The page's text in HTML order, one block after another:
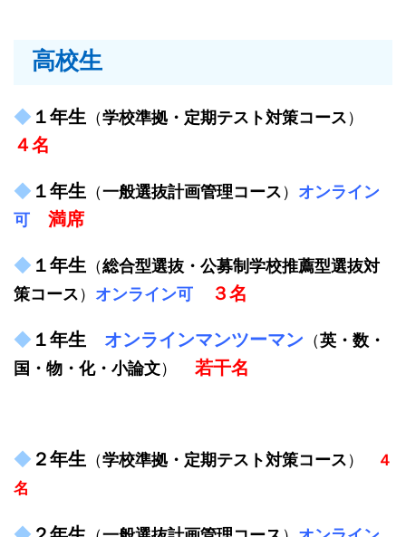
高校生
◆ １年生 （学校準拠・定期テスト対策コース ）
４名
◆ １年生 （一般選抜計画管理コース ） オンライン
可
満席
◆ １年生 （総合型選抜・公募制学校推薦型選抜対
策コース ） オンライン可 ３名
◆ １年生 オンラインマンツーマン （英・数・
国・物・化・小論文） 若干名
◆ ２年生 （学校準拠・定期テスト対策コース ）
４
名